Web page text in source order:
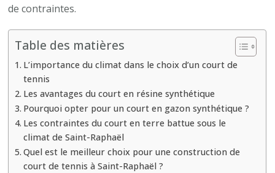
Raphaël
?
de contraintes.
Table des matières
L’importance du climat dans le choix d’un court de
tennis
Les avantages du court en résine synthétique
Pourquoi opter pour un court en gazon synthétique ?
Les contraintes du court en terre battue sous le
climat de Saint-Raphaël
Quel est le meilleur choix pour une construction de
court de tennis à Saint-Raphaël ?